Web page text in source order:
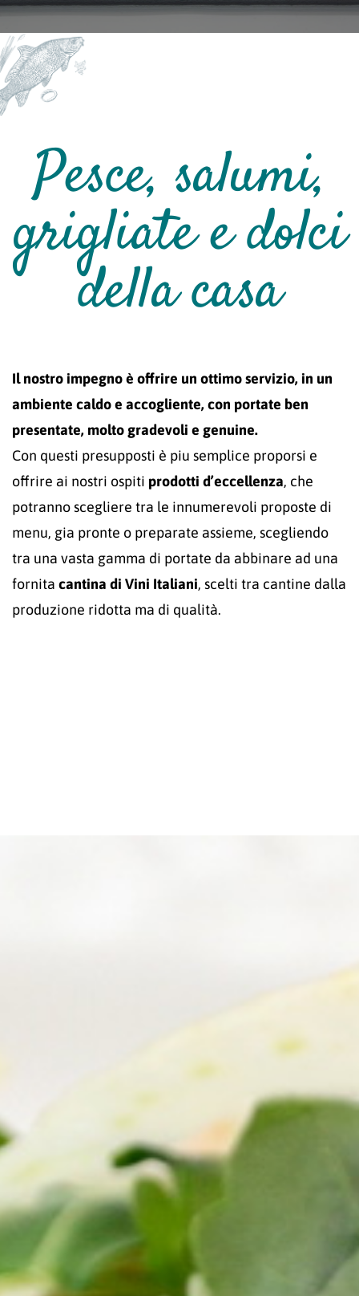
Pesce, salumi,
grigliate e dolci
della casa
Il nostro impegno è offrire un ottimo servizio, in un
ambiente caldo e accogliente, con portate ben
presentate, molto gradevoli e genuine.
Con questi presupposti è piu semplice proporsi e
offrire ai nostri ospiti prodotti d’eccellenza, che
potranno scegliere tra le innumerevoli proposte di
menu, gia pronte o preparate assieme, scegliendo
tra una vasta gamma di portate da abbinare ad una
fornita cantina di Vini Italiani, scelti tra cantine dalla
produzione ridotta ma di qualità.